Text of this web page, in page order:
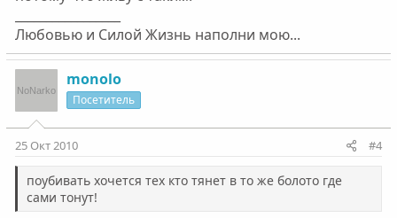
Любовью и Силой Жизнь наполни мою...
monolo
Посетитель
25 Окт 2010 #4
поубивать хочется тех кто тянет в то же болото где
сами тонут!